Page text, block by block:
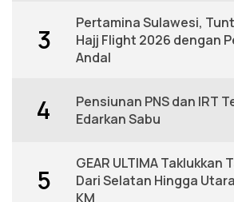
3
Pertamina Sulawesi,
Hajj Flight 2026 dengan
Andal
4
Pensiunan PNS dan IRT
Edarkan Sabu
5
GEAR ULTIMA Taklukkan
Dari Selatan Hingga
KM